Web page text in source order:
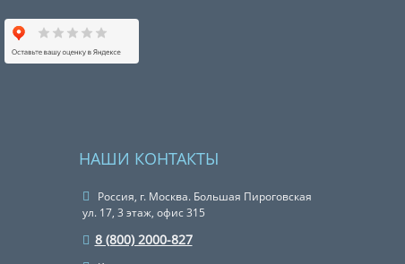
НАШИ КОНТАКТЫ
Россия, г. Москва. Большая Пироговская
ул. 17, 3 этаж, офис 315
8 (800) 2000-827